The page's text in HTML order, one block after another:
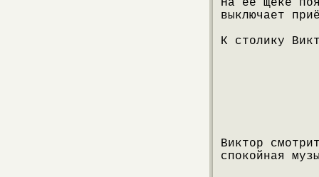
На её щеке
выключает
К столику
Виктор
спокойная